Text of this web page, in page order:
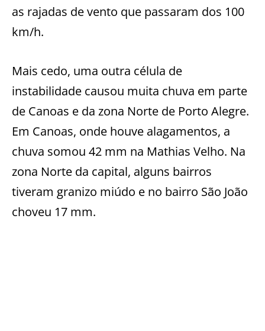
as rajadas de vento que passaram dos 100
km/h.
Mais cedo, uma outra célula de
instabilidade causou muita chuva em parte
de Canoas e da zona Norte de Porto Alegre.
Em Canoas, onde houve alagamentos, a
chuva somou 42 mm na Mathias Velho. Na
zona Norte da capital, alguns bairros
tiveram granizo miúdo e no bairro São João
choveu 17 mm.